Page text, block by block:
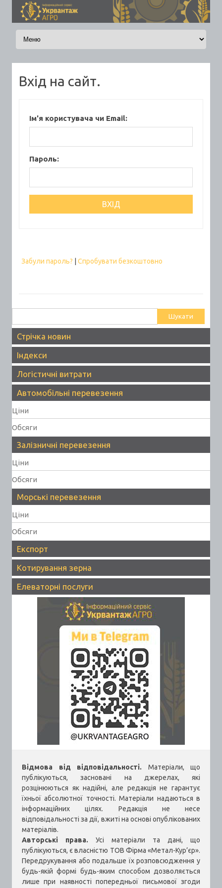
Skip to content
Вхід на сайт.
Ім'я користувача чи Email:
Пароль:
Забули пароль? Спробувати безкоштовно
Стрічка новин
Індекси
Логістичні витрати
Автомобільні перевезення
Ціни
Обсяги
Залізничні перевезення
Ціни
Обсяги
Морські перевезення
Ціни
Обсяги
Експорт
Котирування зерна
Елеваторні послуги
Відмова від відповідальності. Матеріали, що
публікуються, засновані на джерелах, які
розцінюються як надійні, але редакція не гарантує
їхньої абсолютної точності. Матеріали надаються в
інформаційних цілях. Редакція не несе
відповідальності за дії, вжиті на основі опублікованих
матеріалів.
Авторські права. Усі матеріали та дані, що
публікуються, є власністю ТОВ Фірма «Метал-Кур’єр».
Передрукування або подальше їх розповсюдження у
будь-якій формі будь-яким способом дозволяється
лише при наявності попередньої письмової згоди